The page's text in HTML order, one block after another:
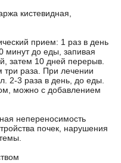
кистевидная,
прием: 1 раз в день
минут до еды, запивая
затем 10 дней перерыв.
три раза. При лечении
2-3 раза в день, до еды.
можно с добавлением
непереносимость
почек, нарушения